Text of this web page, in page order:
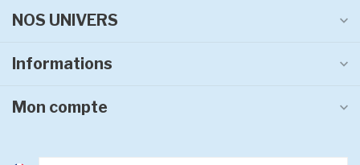
NOS UNIVERS
Informations
Mon compte